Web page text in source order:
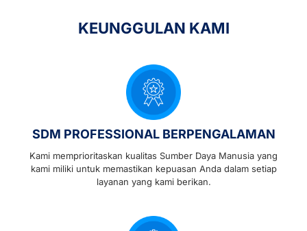
KEUNGGULAN KAMI
SDM PROFESSIONAL BERPENGALAMAN
Kami memprioritaskan kualitas Sumber Daya Manusia yang
kami miliki untuk memastikan kepuasan Anda dalam setiap
layanan yang kami berikan.